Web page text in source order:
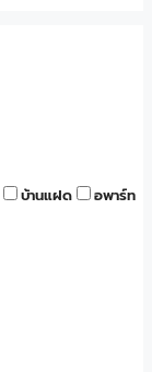
บ้านแฝด
อพาร์ท